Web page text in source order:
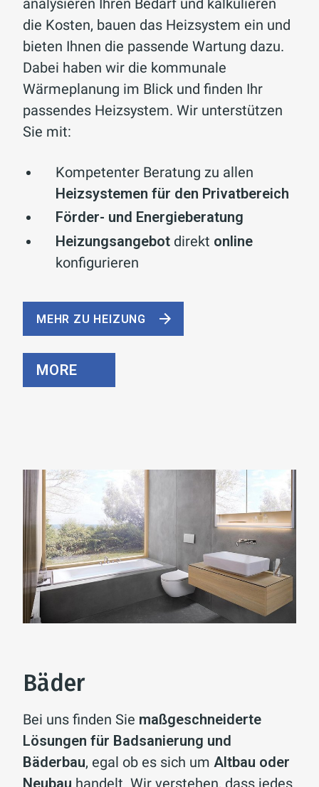
analysieren Ihren Bedarf und kalkulieren
die Kosten, bauen das Heizsystem ein und
bieten Ihnen die passende Wartung dazu.
Dabei haben wir die kommunale
Wärmeplanung im Blick und finden Ihr
passendes Heizsystem. Wir unterstützen
Sie mit:
Kompetenter Beratung zu allen
Heizsystemen für den Privatbereich
Förder- und Energieberatung
Heizungsangebot direkt online
konfigurieren
MEHR ZU HEIZUNG
MORE
Bäder
Bei uns finden Sie maßgeschneiderte
Lösungen für Badsanierung und
Bäderbau, egal ob es sich um Altbau oder
Neubau handelt. Wir verstehen, dass jedes